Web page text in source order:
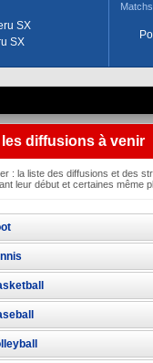
SX
SX
diffusions à venir
: la liste des diffusions et des
leur début et certaines même